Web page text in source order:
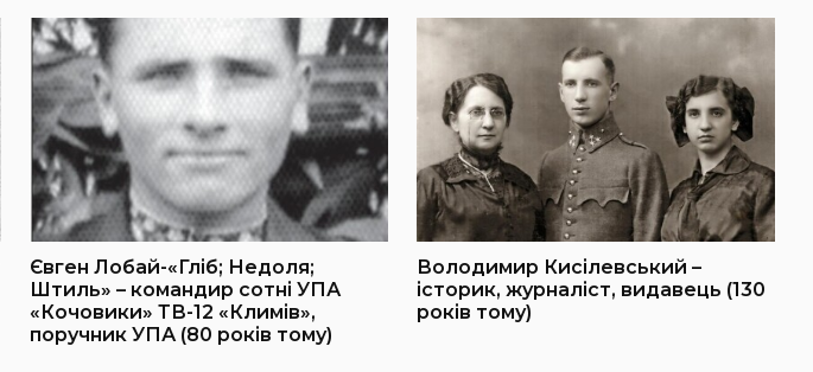
Євген Лобай-«Гліб; Недоля;
Штиль» – командир сотні УПА
«Кочовики» ТВ-12 «Климів»,
поручник УПА (80 років тому)
Володимир Кисілевський –
історик, журналіст, видавець (130
років тому)